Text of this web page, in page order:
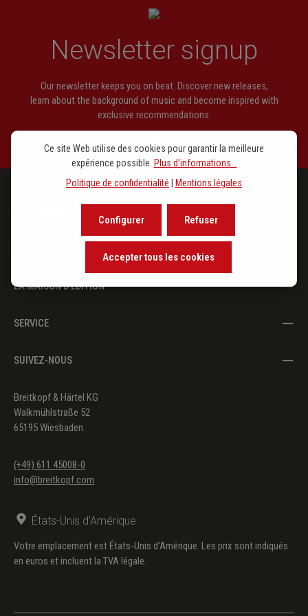
Newsletter signup
Our newsletter keeps you on beat. Discover new releases,
learn about the background of music and become inspired with
exclusive recommendations.
LA MAISON D'ÉDITION
SERVICE
SUIVEZ-NOUS
Breitkopf & Härtel KG
Walkmühlstraße 52
65195 Wiesbaden
(+49) 611 45008-0
info@breitkopf.com
États-Unis d'Amérique
Votre emplacement est États-Unis d'Amérique. Les prix sont indiqués
en euros et incluent la TVA légale.
Ce site Web utilise des cookies pour garantir la meilleure
expérience possible. Plus d'informations...
Politique de confidentialité
Mentions légales
Refuser
Configurer
Accepter tous les cookies